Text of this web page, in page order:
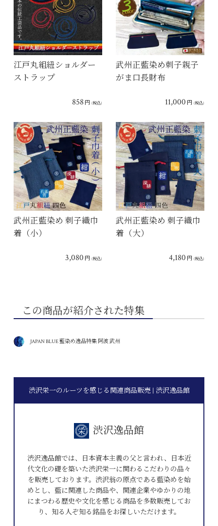
江戸丸組紐ショルダー
ストラップ
858 円 (税込)
武州正藍染め刺子親子
がま口長財布
11,000 円 (税込)
武州正藍染め 刺子織巾
着（小）
3,080 円 (税込)
武州正藍染め 刺子織巾
着（大）
4,180 円 (税込)
この商品が紹介された特集
JAPAN BLUE 藍染め逸品特集 阿波 武州
渋沢栄一のルーツを感じる関連商品販売 | 渋沢逸品館
渋沢逸品館
渋沢逸品館では、日本資本主義の父と言われ、日本近
代文化の礎を築いた渋沢栄一に関わるこだわりの品々
を販売しております。渋沢翁の原点である藍染めを始
めとし、藍に関連した商品や、関連企業やゆかりの地
にまつわる歴史や文化を感じる商品を多数販売してお
り、知る人ぞ知る銘品をお探しいただけます。